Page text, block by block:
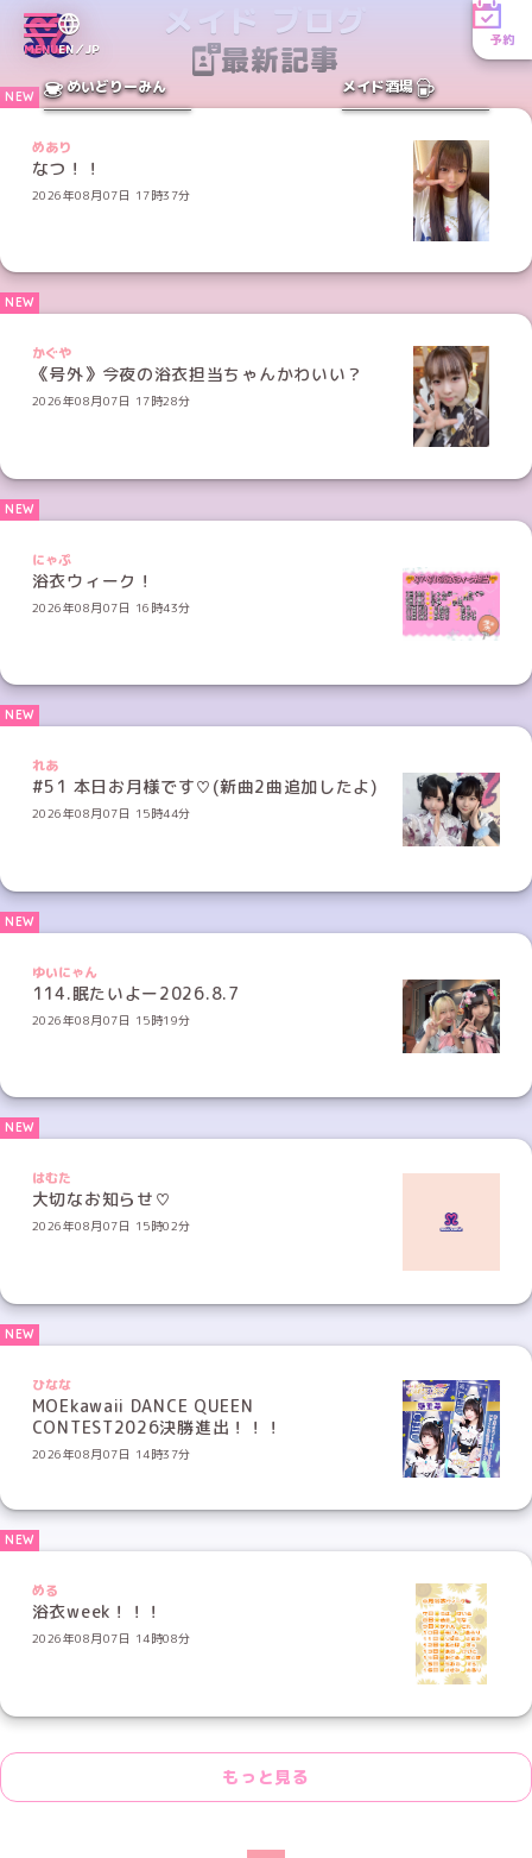
MENUEN／JP
予約
めいどりーみん メイド酒場
メイド ブログ
最新記事
めあり
なつ！！
2026年08月07日 17時37分
かぐや
《号外》今夜の浴衣担当ちゃんかわいい？
2026年08月07日 17時28分
にゃぷ
浴衣ウィーク！
2026年08月07日 16時43分
れあ
#51 本日お月様です♡(新曲2曲追加したよ)
2026年08月07日 15時44分
ゆいにゃん
114.眠たいよー2026.8.7
2026年08月07日 15時19分
はむた
大切なお知らせ♡
2026年08月07日 15時02分
ひなな
MOEkawaii DANCE QUEEN
CONTEST2026決勝進出！！！
2026年08月07日 14時37分
める
浴衣week！！！
2026年08月07日 14時08分
もっと見る